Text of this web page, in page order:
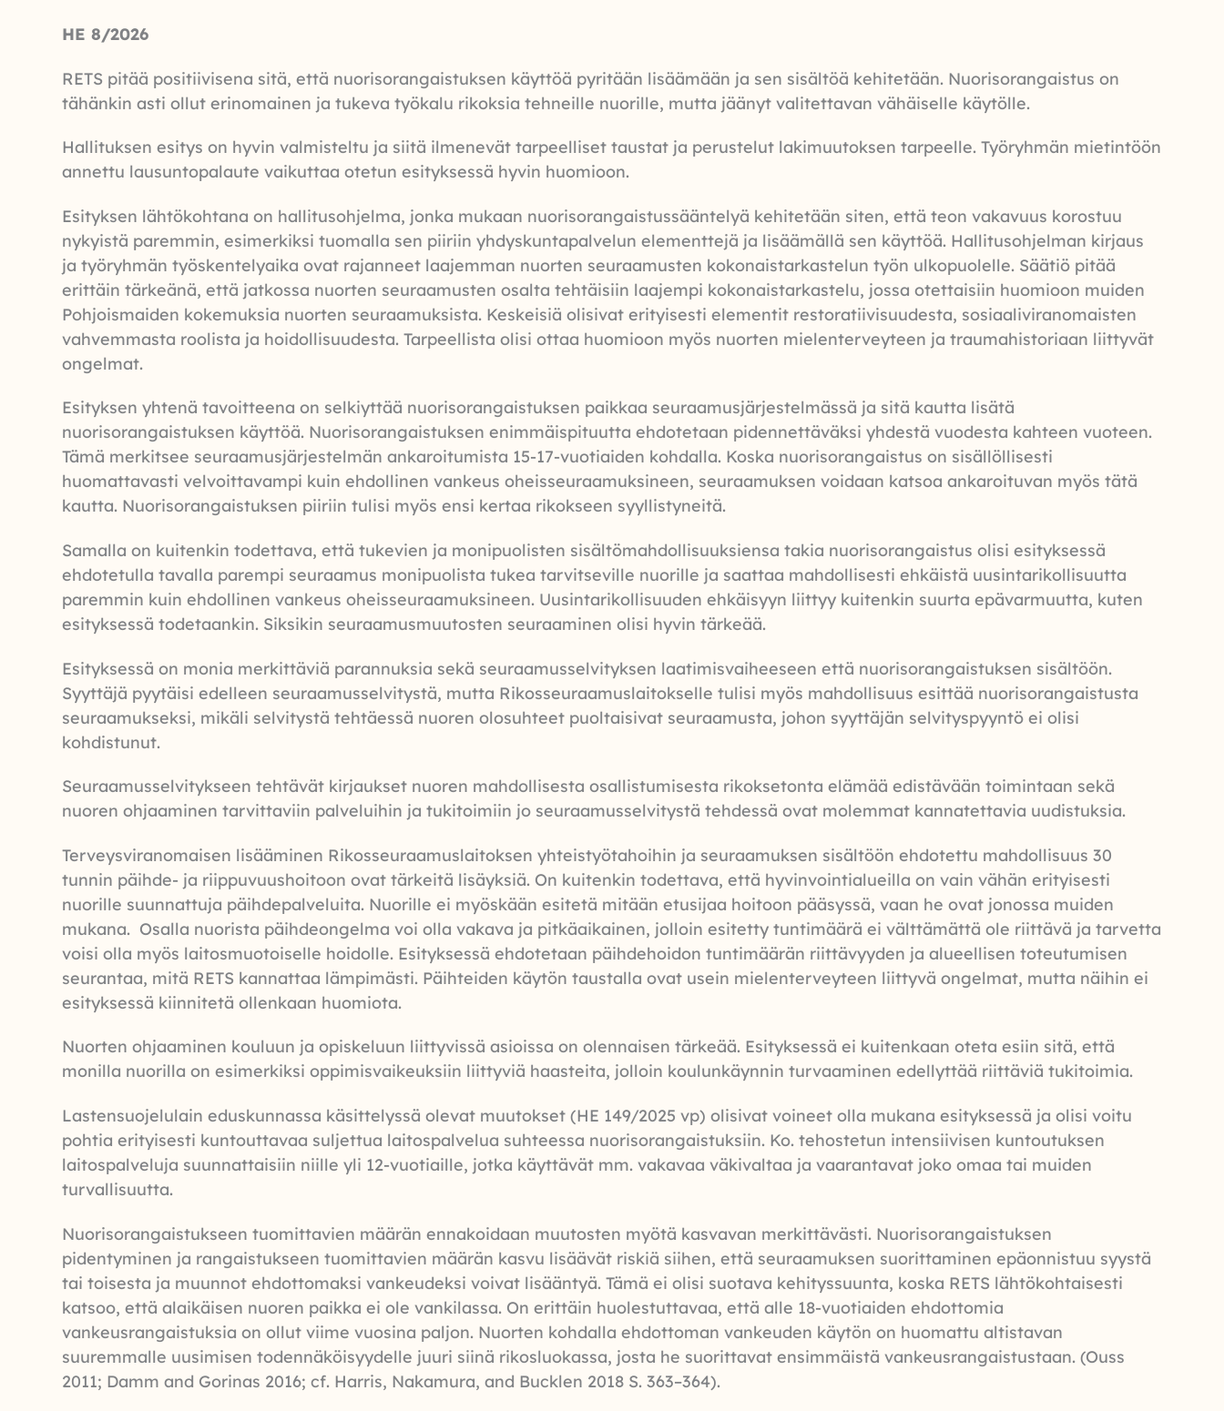
HE 8/2026
RETS pitää positiivisena sitä, että nuorisorangaistuksen käyttöä pyritään lisäämään ja sen sisältöä kehitetään. Nuorisorangaistus on
tähänkin asti ollut erinomainen ja tukeva työkalu rikoksia tehneille nuorille, mutta jäänyt valitettavan vähäiselle käytölle.
Hallituksen esitys on hyvin valmisteltu ja siitä ilmenevät tarpeelliset taustat ja perustelut lakimuutoksen tarpeelle. Työryhmän mietintöön
annettu lausuntopalaute vaikuttaa otetun esityksessä hyvin huomioon.
Esityksen lähtökohtana on hallitusohjelma, jonka mukaan nuorisorangaistussääntelyä kehitetään siten, että teon vakavuus korostuu
nykyistä paremmin, esimerkiksi tuomalla sen piiriin yhdyskuntapalvelun elementtejä ja lisäämällä sen käyttöä. Hallitusohjelman kirjaus
ja työryhmän työskentelyaika ovat rajanneet laajemman nuorten seuraamusten kokonaistarkastelun työn ulkopuolelle. Säätiö pitää
erittäin tärkeänä, että jatkossa nuorten seuraamusten osalta tehtäisiin laajempi kokonaistarkastelu, jossa otettaisiin huomioon muiden
Pohjoismaiden kokemuksia nuorten seuraamuksista. Keskeisiä olisivat erityisesti elementit restoratiivisuudesta, sosiaaliviranomaisten
vahvemmasta roolista ja hoidollisuudesta. Tarpeellista olisi ottaa huomioon myös nuorten mielenterveyteen ja traumahistoriaan liittyvät
ongelmat.
Esityksen yhtenä tavoitteena on selkiyttää nuorisorangaistuksen paikkaa seuraamusjärjestelmässä ja sitä kautta lisätä
nuorisorangaistuksen käyttöä. Nuorisorangaistuksen enimmäispituutta ehdotetaan pidennettäväksi yhdestä vuodesta kahteen vuoteen.
Tämä merkitsee seuraamusjärjestelmän ankaroitumista 15-17-vuotiaiden kohdalla. Koska nuorisorangaistus on sisällöllisesti
huomattavasti velvoittavampi kuin ehdollinen vankeus oheisseuraamuksineen, seuraamuksen voidaan katsoa ankaroituvan myös tätä
kautta. Nuorisorangaistuksen piiriin tulisi myös ensi kertaa rikokseen syyllistyneitä.
Samalla on kuitenkin todettava, että tukevien ja monipuolisten sisältömahdollisuuksiensa takia nuorisorangaistus olisi esityksessä
ehdotetulla tavalla parempi seuraamus monipuolista tukea tarvitseville nuorille ja saattaa mahdollisesti ehkäistä uusintarikollisuutta
paremmin kuin ehdollinen vankeus oheisseuraamuksineen. Uusintarikollisuuden ehkäisyyn liittyy kuitenkin suurta epävarmuutta, kuten
esityksessä todetaankin. Siksikin seuraamusmuutosten seuraaminen olisi hyvin tärkeää.
Esityksessä on monia merkittäviä parannuksia sekä seuraamusselvityksen laatimisvaiheeseen että nuorisorangaistuksen sisältöön.
Syyttäjä pyytäisi edelleen seuraamusselvitystä, mutta Rikosseuraamuslaitokselle tulisi myös mahdollisuus esittää nuorisorangaistusta
seuraamukseksi, mikäli selvitystä tehtäessä nuoren olosuhteet puoltaisivat seuraamusta, johon syyttäjän selvityspyyntö ei olisi
kohdistunut.
Seuraamusselvitykseen tehtävät kirjaukset nuoren mahdollisesta osallistumisesta rikoksetonta elämää edistävään toimintaan sekä
nuoren ohjaaminen tarvittaviin palveluihin ja tukitoimiin jo seuraamusselvitystä tehdessä ovat molemmat kannatettavia uudistuksia.
Terveysviranomaisen lisääminen Rikosseuraamuslaitoksen yhteistyötahoihin ja seuraamuksen sisältöön ehdotettu mahdollisuus 30
tunnin päihde- ja riippuvuushoitoon ovat tärkeitä lisäyksiä. On kuitenkin todettava, että hyvinvointialueilla on vain vähän erityisesti
nuorille suunnattuja päihdepalveluita. Nuorille ei myöskään esitetä mitään etusijaa hoitoon pääsyssä, vaan he ovat jonossa muiden
mukana. Osalla nuorista päihdeongelma voi olla vakava ja pitkäaikainen, jolloin esitetty tuntimäärä ei välttämättä ole riittävä ja tarvetta
voisi olla myös laitosmuotoiselle hoidolle. Esityksessä ehdotetaan päihdehoidon tuntimäärän riittävyyden ja alueellisen toteutumisen
seurantaa, mitä RETS kannattaa lämpimästi. Päihteiden käytön taustalla ovat usein mielenterveyteen liittyvä ongelmat, mutta näihin ei
esityksessä kiinnitetä ollenkaan huomiota.
Nuorten ohjaaminen kouluun ja opiskeluun liittyvissä asioissa on olennaisen tärkeää. Esityksessä ei kuitenkaan oteta esiin sitä, että
monilla nuorilla on esimerkiksi oppimisvaikeuksiin liittyviä haasteita, jolloin koulunkäynnin turvaaminen edellyttää riittäviä tukitoimia.
Lastensuojelulain eduskunnassa käsittelyssä olevat muutokset (HE 149/2025 vp) olisivat voineet olla mukana esityksessä ja olisi voitu
pohtia erityisesti kuntouttavaa suljettua laitospalvelua suhteessa nuorisorangaistuksiin. Ko. tehostetun intensiivisen kuntoutuksen
laitospalveluja suunnattaisiin niille yli 12-vuotiaille, jotka käyttävät mm. vakavaa väkivaltaa ja vaarantavat joko omaa tai muiden
turvallisuutta.
Nuorisorangaistukseen tuomittavien määrän ennakoidaan muutosten myötä kasvavan merkittävästi. Nuorisorangaistuksen
pidentyminen ja rangaistukseen tuomittavien määrän kasvu lisäävät riskiä siihen, että seuraamuksen suorittaminen epäonnistuu syystä
tai toisesta ja muunnot ehdottomaksi vankeudeksi voivat lisääntyä. Tämä ei olisi suotava kehityssuunta, koska RETS lähtökohtaisesti
katsoo, että alaikäisen nuoren paikka ei ole vankilassa. On erittäin huolestuttavaa, että alle 18-vuotiaiden ehdottomia
vankeusrangaistuksia on ollut viime vuosina paljon. Nuorten kohdalla ehdottoman vankeuden käytön on huomattu altistavan
suuremmalle uusimisen todennäköisyydelle juuri siinä rikosluokassa, josta he suorittavat ensimmäistä vankeusrangaistustaan. (Ouss
2011; Damm and Gorinas 2016; cf. Harris, Nakamura, and Bucklen 2018 S. 363–364).